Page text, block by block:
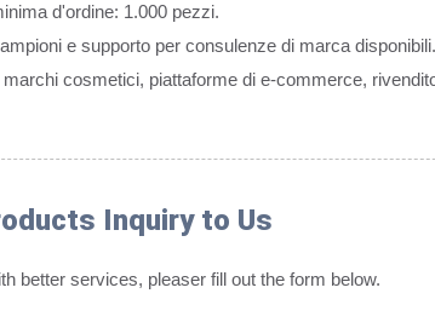
d'ordine: 1.000 pezzi.
e supporto per consulenze di marca disponibili.
cosmetici, piattaforme di e-commerce,